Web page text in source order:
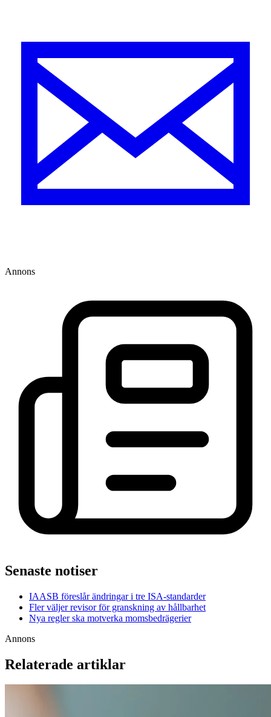
Annons
Senaste notiser
IAASB föreslår ändringar i tre ISA-standarder
Fler väljer revisor för granskning av hållbarhet
Nya regler ska motverka momsbedrägerier
Annons
Relaterade artiklar